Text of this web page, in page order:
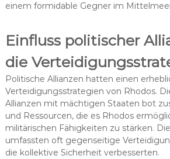
einem formidable Gegner im
Einfluss politischer
die
Politische Allianzen hatten einen
Verteidigungsstrategien von Rhodos.
Allianzen mit mächtigen Staaten bot
und Ressourcen, die es Rhodos
militärischen Fähigkeiten zu stärken.
umfassten oft gegenseitige
die kollektive Sicherheit verbesserten.